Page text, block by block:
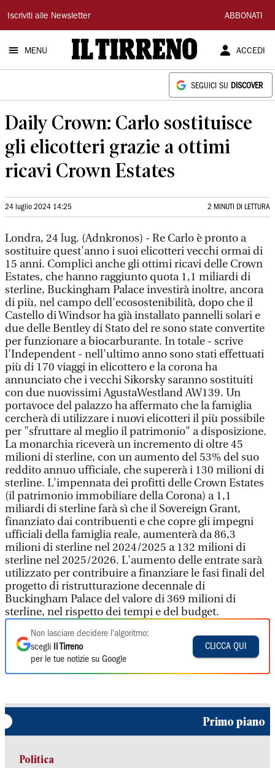
Il
Tirreno
Iscriviti alle Newsletter ABBONATI
MENU ACCEDI
SEGUICI SU DISCOVER
Daily Crown: Carlo sostituisce
gli elicotteri grazie a ottimi
ricavi Crown Estates
24 luglio 2024 14:25 2 MINUTI DI LETTURA
Londra, 24 lug. (Adnkronos) - Re Carlo è pronto a
sostituire quest'anno i suoi elicotteri vecchi ormai di
15 anni. Complici anche gli ottimi ricavi delle Crown
Estates, che hanno raggiunto quota 1,1 miliardi di
sterline, Buckingham Palace investirà inoltre, ancora
di più, nel campo dell'ecosostenibilità, dopo che il
Castello di Windsor ha già installato pannelli solari e
due delle Bentley di Stato del re sono state convertite
per funzionare a biocarburante. In totale - scrive
l'Independent - nell'ultimo anno sono stati effettuati
più di 170 viaggi in elicottero e la corona ha
annunciato che i vecchi Sikorsky saranno sostituiti
con due nuovissimi AgustaWestland AW139. Un
portavoce del palazzo ha affermato che la famiglia
cercherà di utilizzare i nuovi elicotteri il più possibile
per "sfruttare al meglio il patrimonio" a disposizione.
La monarchia riceverà un incremento di oltre 45
milioni di sterline, con un aumento del 53% del suo
reddito annuo ufficiale, che supererà i 130 milioni di
sterline. L'impennata dei profitti delle Crown Estates
(il patrimonio immobiliare della Corona) a 1,1
miliardi di sterline farà sì che il Sovereign Grant,
finanziato dai contribuenti e che copre gli impegni
ufficiali della famiglia reale, aumenterà da 86,3
milioni di sterline nel 2024/2025 a 132 milioni di
sterline nel 2025/2026. L'aumento delle entrate sarà
utilizzato per contribuire a finanziare le fasi finali del
progetto di ristrutturazione decennale di
Buckingham Palace del valore di 369 milioni di
sterline, nel rispetto dei tempi e del budget.
Non lasciare decidere l'algoritmo:
scegli
Il Tirreno
per le tue notizie su Google
CLICCA QUI
Primo piano
Politica